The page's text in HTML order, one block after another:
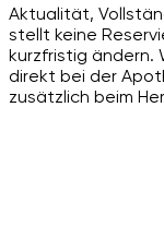
Aktualität,
stellt keine
kurzfristig ändern.
direkt bei der
zusätzlich beim